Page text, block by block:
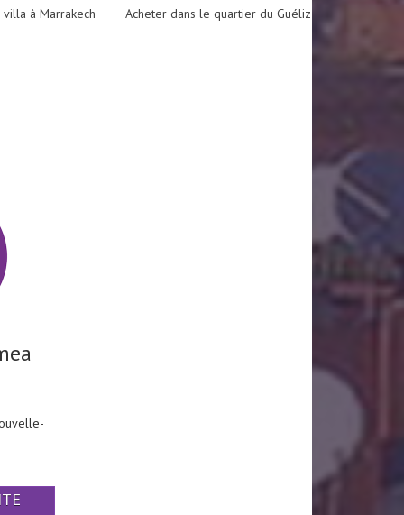
à Marrakech Acheter dans le quartier du Guéliz